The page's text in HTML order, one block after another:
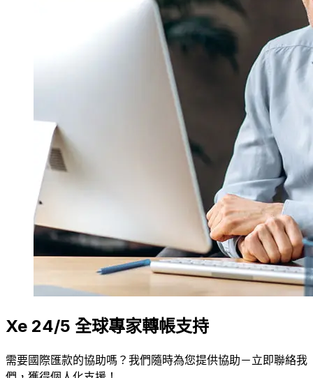
Xe 24/5 全球專家轉帳支持
需要國際匯款的協助嗎？我們隨時為您提供協助－立即聯絡我